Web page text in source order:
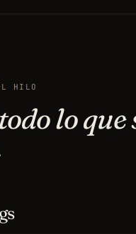
HILO
lo que